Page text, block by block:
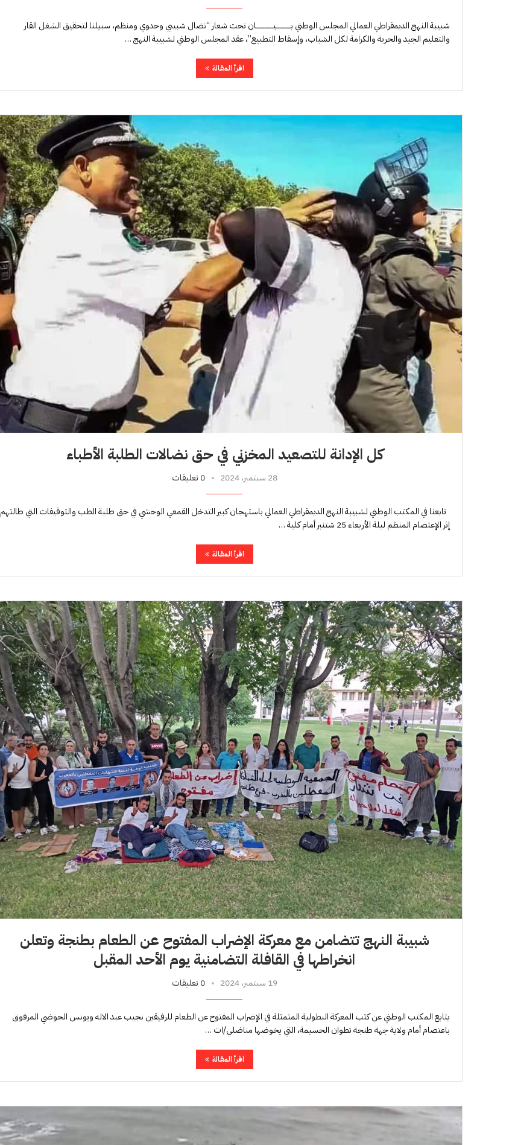
شبيبة النهج الديمقراطي العمالي المجلس الوطني بــــــــــــيــــــــــــــان تحت شعار “نضال شبيبي وحدوي ومنظم، سبيلنا لتحقيق الشغل القار
والتعليم الجيد والحرية والكرامة لكل الشباب، وإسقاط التطبيع”، عقد المجلس الوطني لشبيبة النهج …
اقرأ المقالة
كل الإدانة للتصعيد المخزني في حق نضالات الطلبة الأطباء
28 سبتمبر، 2024 0 تعليقات
تابعنا في المكتب الوطني لشبيبة النهج الديمقراطي العمالي باستهجان كبير التدخل القمعي الوحشي في حق طلبة الطب والتوقيفات التي طالتهم
إثر الإعتصام المنظم ليلة الأربعاء 25 شتنبر أمام كلية …
اقرأ المقالة
شبيبة النهج تتضامن مع معركة الإضراب المفتوح عن الطعام بطنجة وتعلن
انخراطها في القافلة التضامنية يوم الأحد المقبل
19 سبتمبر، 2024 0 تعليقات
يتابع المكتب الوطني عن كثب المعركة البطولية المتمثلة في الإضراب المفتوح عن الطعام للرفيقين نجيب عبد الاله ويونس الحوضي المرفوق
باعتصام أمام ولاية جهة طنجة تطوان الحسيمة، التي يخوضها مناضلي/ات …
اقرأ المقالة